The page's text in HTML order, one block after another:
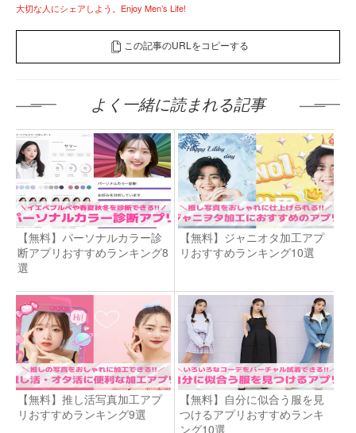
大切な人にシェアしよう。Enjoy Men’s Life!
この記事のURLをコピーする
よく一緒に読まれる記事
【無料】パーソナルカラー診
断アプリおすすめランキング8
選
【無料】ジャニオタ加工アプ
リおすすめランキング10選
【無料】推し活写真加工アプ
リおすすめランキング9選
【無料】自分に似合う服を見
つけるアプリおすすめランキ
ング10選